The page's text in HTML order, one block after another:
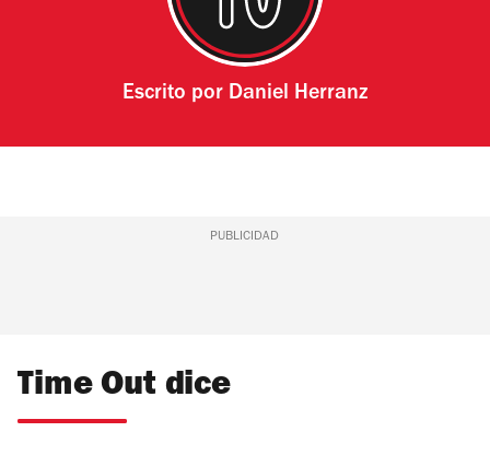
Escrito por Daniel Herranz
PUBLICIDAD
Time Out dice